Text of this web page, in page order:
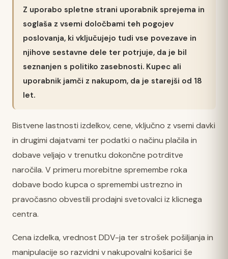
Z uporabo spletne strani uporabnik sprejema in
soglaša z vsemi določbami teh pogojev
poslovanja, ki vključujejo tudi vse povezave in
njihove sestavne dele ter potrjuje, da je bil
seznanjen s politiko zasebnosti. Kupec ali
uporabnik jamči z nakupom, da je starejši od 18
let.
Bistvene lastnosti izdelkov, cene, vključno z vsemi davki
in drugimi dajatvami ter podatki o načinu plačila in
dobave veljajo v trenutku dokončne potrditve
naročila. V primeru morebitne spremembe roka
dobave bodo kupca o spremembi ustrezno in
pravočasno obvestili prodajni svetovalci iz klicnega
centra.
Cena izdelka, vrednost DDV-ja ter strošek pošiljanja in
manipulacije so razvidni v nakupovalni košarici še